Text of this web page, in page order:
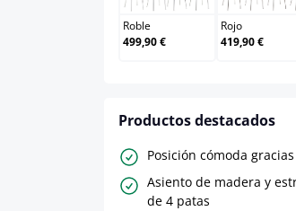
Roble
499,90 €
Rojo
419,90 €
Productos destacados
Posición cómoda
Asiento de madera y
de 4 patas